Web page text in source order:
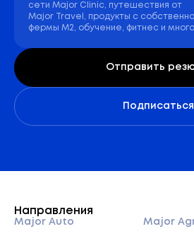
сети Major Clinic, путешествия от
Major Travel, продукты с
фермы М2, обучение, фитнес и
Отправить
Подписаться
Направления
Major Auto Major